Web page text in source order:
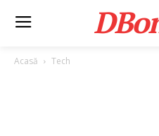
Acasă Tech